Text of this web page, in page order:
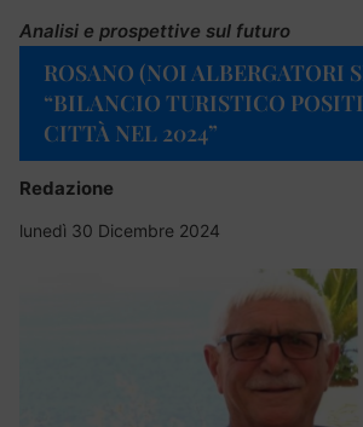
Analisi e prospettive sul futuro
ROSANO (NOI ALBERGATORI
“BILANCIO TURISTICO
CITTÀ NEL 2024”
Redazione
lunedì 30 Dicembre 2024